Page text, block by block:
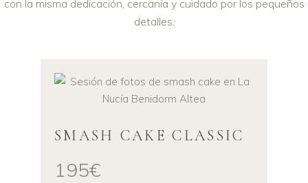
con la misma dedicación, cercanía y cuidado por los pequeños
detalles.
SMASH CAKE CLASSIC
195€